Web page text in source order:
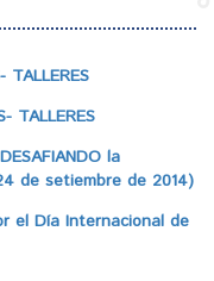
TALLERES
TALLERES
la
de setiembre de 2014)
el Día Internacional de